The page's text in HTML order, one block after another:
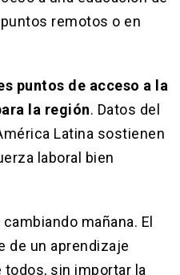
remotos o en
puntos de acceso a la
la región. Datos del
Latina sostienen
laboral bien
mañana. El
de un aprendizaje
sin importar la